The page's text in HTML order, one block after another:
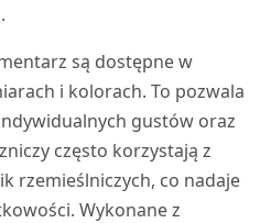
są dostępne w
i kolorach. To pozwala
gustów oraz
często korzystają z
rzemieślniczych, co nadaje
Wykonane z